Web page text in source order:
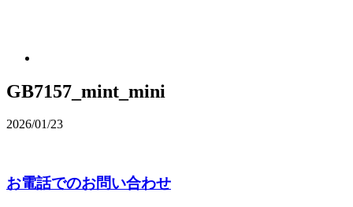
GB7157_mint_mini
2026/01/23
お電話でのお問い合わせ